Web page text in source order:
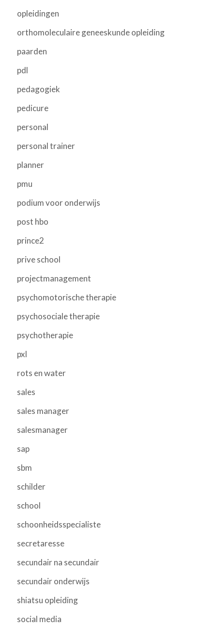
opleidingen
orthomoleculaire geneeskunde opleiding
paarden
pdl
pedagogiek
pedicure
personal
personal trainer
planner
pmu
podium voor onderwijs
post hbo
prince2
prive school
projectmanagement
psychomotorische therapie
psychosociale therapie
psychotherapie
pxl
rots en water
sales
sales manager
salesmanager
sap
sbm
schilder
school
schoonheidsspecialiste
secretaresse
secundair na secundair
secundair onderwijs
shiatsu opleiding
social media